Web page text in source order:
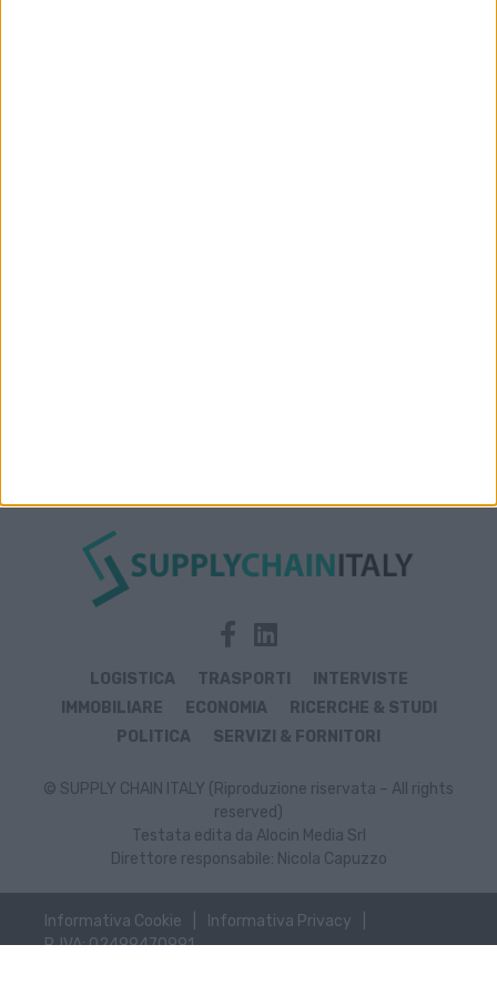
LOGISTICA TRASPORTI
INTERVISTE
IMMOBILIARE
ECONOMIA
RICERCHE & STUDI
POLITICA
SERVIZI & FORNITORI
© SUPPLY CHAIN ITALY (Riproduzione riservata – All rights
reserved)
Testata edita da Alocin Media Srl
Direttore responsabile: Nicola Capuzzo
Informativa Cookie
Informativa Privacy
P. IVA: 02499470991